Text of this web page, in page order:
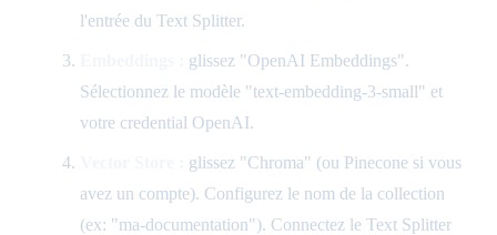
l'entrée du Text Splitter.
glissez "OpenAI Embeddings".
Sélectionnez le modèle "text-embedding-3-small" et
votre credential OpenAI.
glissez "Chroma" (ou Pinecone si vous
avez un compte). Configurez le nom de la collection
(ex: "ma-documentation"). Connectez le Text Splitter